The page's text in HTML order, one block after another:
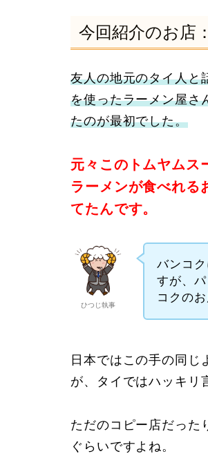
今回紹介のお店
友人の地元のタイ人と
を使ったラーメン屋さ
たのが最初でした。
元々このトムヤムス
ラーメンが食べれる
てたんです。
ひつじ執事
バンコ
すが、
コクの
日本ではこの手の同じ
が、タイではハッキリ
ただのコピー店だった
ぐらいですよね。